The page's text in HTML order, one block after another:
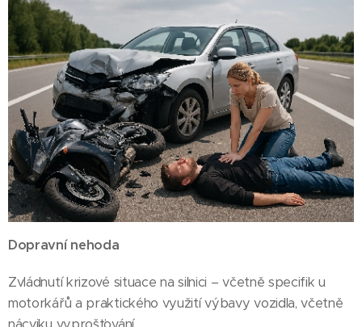
Dopravní nehoda
Zvládnutí krizové situace na silnici – včetně specifik u
motorkářů a praktického využití výbavy vozidla, včetně